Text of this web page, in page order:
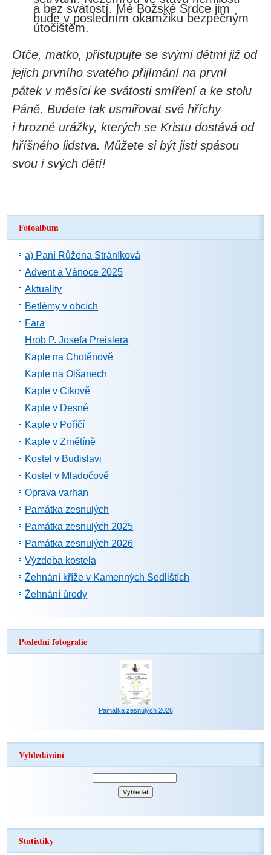
a bez svátostí. Mé Božské Srdce jim
bude v posledním okamžiku bezpečným
útočištěm.
Otče, matko, přistupujte se svými dětmi již od
jejich prvního svatého přijímání na první
pátek v měsíci ke svátosti smíření a ke stolu
Páně. Budete tak usmiřovat své hříchy
i hrozné urážky, kterých se Kristu dostává od
hříšného lidstva. Můžete si být jisti spásou
svou i svých dětí!
Fotoalbum
a) Paní Růžena Stráníková
Advent a Vánoce 2025
Aktuality
Betlémy v obcích
Fara
Hrob P. Josefa Preislera
Kaple na Chotěnově
Kaple na Olšanech
Kaple v Cikově
Kaple v Desné
Kaple v Poříčí
Kaple v Zrnětíně
Kostel v Budislavi
Kostel v Mladočově
Oprava varhan
Památka zesnulých
Památka zesnulých 2025
Památka zesnulých 2026
Výzdoba kostela
Žehnání kříže v Kamenných Sedlištích
Žehnání úrody
Poslední fotografie
Památka zesnulých 2026
Vyhledávání
Statistiky